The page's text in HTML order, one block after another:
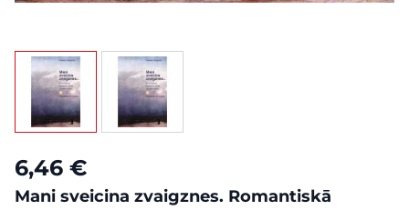
View larger imageView larger image
6,46 €
Mani sveicina zvaigznes. Romantiskā